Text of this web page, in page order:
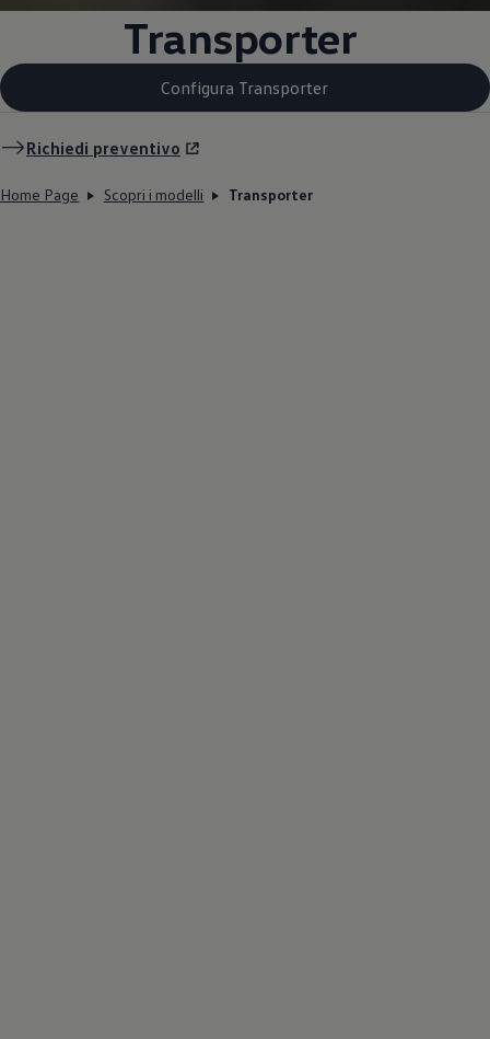
Transporter
Configura Transporter
Richiedi preventivo
Home Page Scopri i modelli Transporter